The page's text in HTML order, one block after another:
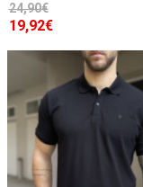
19,92€
24,90€